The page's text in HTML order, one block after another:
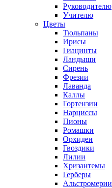
Руководителю
Учителю
Цветы
Тюльпаны
Ирисы
Гиацинты
Ландыши
Сирень
Фрезии
Лаванда
Каллы
Гортензии
Нарциссы
Пионы
Ромашки
Орхидеи
Гвоздики
Лилии
Хризантемы
Герберы
Альстромерии